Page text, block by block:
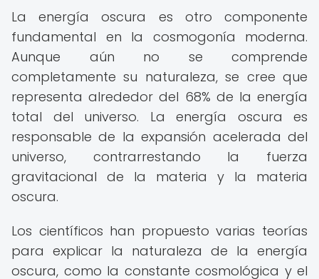
La energía oscura es otro componente
fundamental en la cosmogonía moderna.
Aunque aún no se comprende
completamente su naturaleza, se cree que
representa alrededor del 68% de la energía
total del universo. La energía oscura es
responsable de la expansión acelerada del
universo, contrarrestando la fuerza
gravitacional de la materia y la materia
oscura.
Los científicos han propuesto varias teorías
para explicar la naturaleza de la energía
oscura, como la constante cosmológica y el